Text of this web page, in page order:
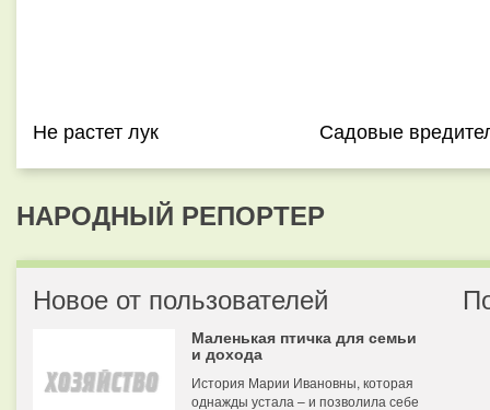
Не растет лук Садовые
НАРОДНЫЙ РЕПОРТЕР
Новое от пользователей
Маленькая птичка для семьи
и дохода
История Марии Ивановны, которая
однажды устала – и позволила себе